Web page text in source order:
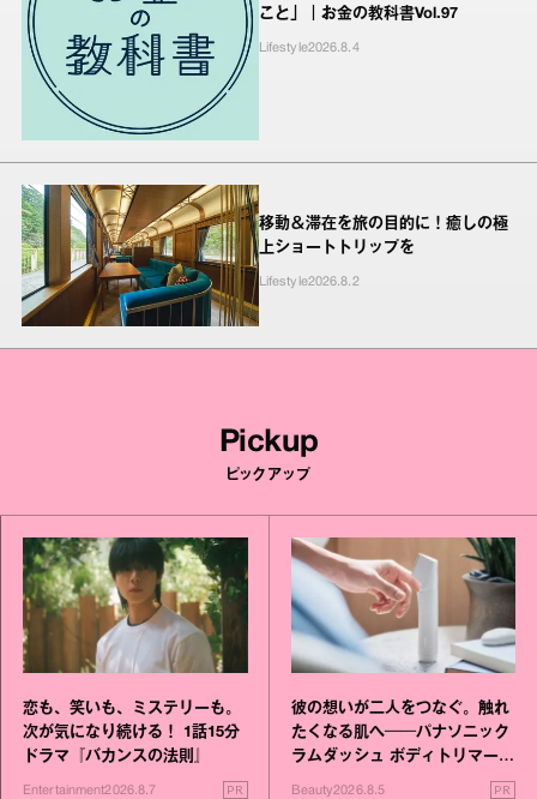
こと」｜お金の教科書Vol.97
Lifestyle2026.8.4
移動＆滞在を旅の目的に！癒しの極
上ショートトリップを
Lifestyle2026.8.2
Pickup
ピックアップ
恋も、笑いも、ミステリーも。
次が気になり続ける！ 1話15分
ドラマ『バカンスの法則』
Entertainment2026.8.7 PR
彼の想いが二人をつなぐ。触れ
たくなる肌へ──パナソニック
ラムダッシュ ボディトリマーが
Beauty2026.8.5 PR